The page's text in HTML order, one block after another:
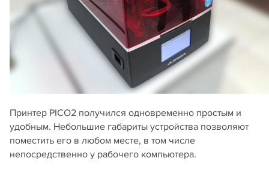
Принтер PICO2 получился одновременно простым и
удобным. Небольшие габариты устройства позволяют
поместить его в любом месте, в том числе
непосредственно у рабочего компьютера.